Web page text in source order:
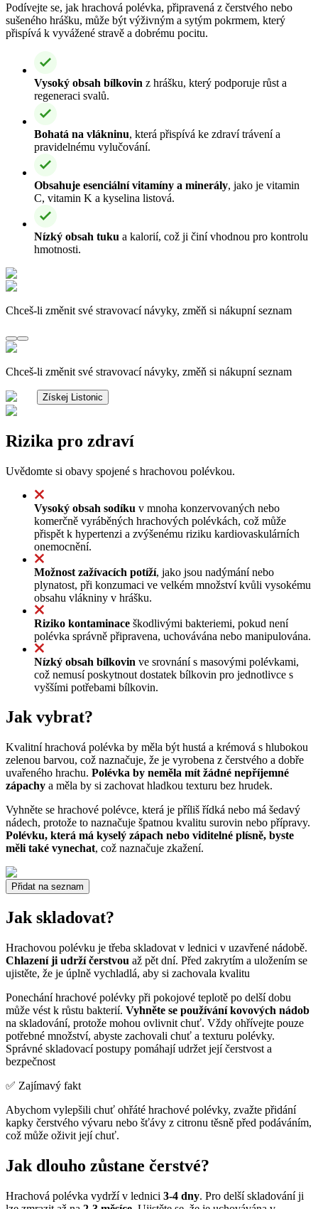
Podívejte se, jak hrachová polévka, připravená z čerstvého nebo
sušeného hrášku, může být výživným a sytým pokrmem, který
přispívá k vyvážené stravě a dobrému pocitu.
Vysoký obsah bílkovin z hrášku, který podporuje růst a
regeneraci svalů.
Bohatá na vlákninu, která přispívá ke zdraví trávení a
pravidelnému vylučování.
Obsahuje esenciální vitamíny a minerály, jako je vitamin
C, vitamin K a kyselina listová.
Nízký obsah tuku a kalorií, což ji činí vhodnou pro kontrolu
hmotnosti.
Chceš-li změnit své stravovací návyky, změň si nákupní seznam
Chceš-li změnit své stravovací návyky, změň si nákupní seznam
Získej Listonic
Rizika pro zdraví
Uvědomte si obavy spojené s hrachovou polévkou.
Vysoký obsah sodíku v mnoha konzervovaných nebo
komerčně vyráběných hrachových polévkách, což může
přispět k hypertenzi a zvýšenému riziku kardiovaskulárních
onemocnění.
Možnost zažívacích potíží, jako jsou nadýmání nebo
plynatost, při konzumaci ve velkém množství kvůli vysokému
obsahu vlákniny v hrášku.
Riziko kontaminace škodlivými bakteriemi, pokud není
polévka správně připravena, uchovávána nebo manipulována.
Nízký obsah bílkovin ve srovnání s masovými polévkami,
což nemusí poskytnout dostatek bílkovin pro jednotlivce s
vyššími potřebami bílkovin.
Jak vybrat?
Kvalitní hrachová polévka by měla být hustá a krémová s hlubokou
zelenou barvou, což naznačuje, že je vyrobena z čerstvého a dobře
uvařeného hrachu. Polévka by neměla mít žádné nepříjemné
zápachy a měla by si zachovat hladkou texturu bez hrudek.
Vyhněte se hrachové polévce, která je příliš řídká nebo má šedavý
nádech, protože to naznačuje špatnou kvalitu surovin nebo přípravy.
Polévku, která má kyselý zápach nebo viditelné plísně, byste
měli také vynechat, což naznačuje zkažení.
Přidat na seznam
Jak skladovat?
Hrachovou polévku je třeba skladovat v lednici v uzavřené nádobě.
Chlazení ji udrží čerstvou až pět dní. Před zakrytím a uložením se
ujistěte, že je úplně vychladlá, aby si zachovala kvalitu
Ponechání hrachové polévky při pokojové teplotě po delší dobu
může vést k růstu bakterií. Vyhněte se používání kovových nádob
na skladování, protože mohou ovlivnit chuť. Vždy ohřívejte pouze
potřebné množství, abyste zachovali chuť a texturu polévky.
Správné skladovací postupy pomáhají udržet její čerstvost a
bezpečnost
✅ Zajímavý fakt
Abychom vylepšili chuť ohřáté hrachové polévky, zvažte přidání
kapky čerstvého vývaru nebo šťávy z citronu těsně před podáváním,
což může oživit její chuť.
Jak dlouho zůstane čerstvé?
Hrachová polévka vydrží v lednici 3-4 dny. Pro delší skladování ji